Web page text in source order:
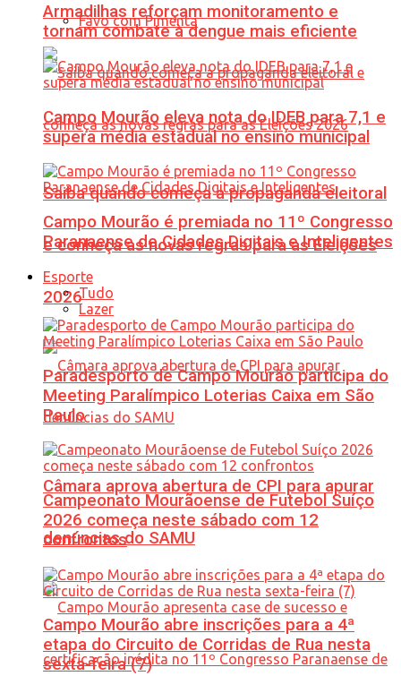
Favo com Pimenta
Saiba quando começa a propaganda eleitoral
e conheça as novas regras para as Eleições
2026
Câmara aprova abertura de CPI para apurar
denúncias do SAMU
Armadilhas reforçam monitoramento e
tornam combate à dengue mais eficiente
Campo Mourão eleva nota do IDEB para 7,1 e
supera média estadual no ensino municipal
Campo Mourão é premiada no 11º Congresso
Paranaense de Cidades Digitais e Inteligentes
Esporte
Tudo
Lazer
Paradesporto de Campo Mourão participa do
Meeting Paralímpico Loterias Caixa em São
Paulo
Campeonato Mourãoense de Futebol Suíço
2026 começa neste sábado com 12
confrontos
Campo Mourão abre inscrições para a 4ª
etapa do Circuito de Corridas de Rua nesta
sexta-feira (7)